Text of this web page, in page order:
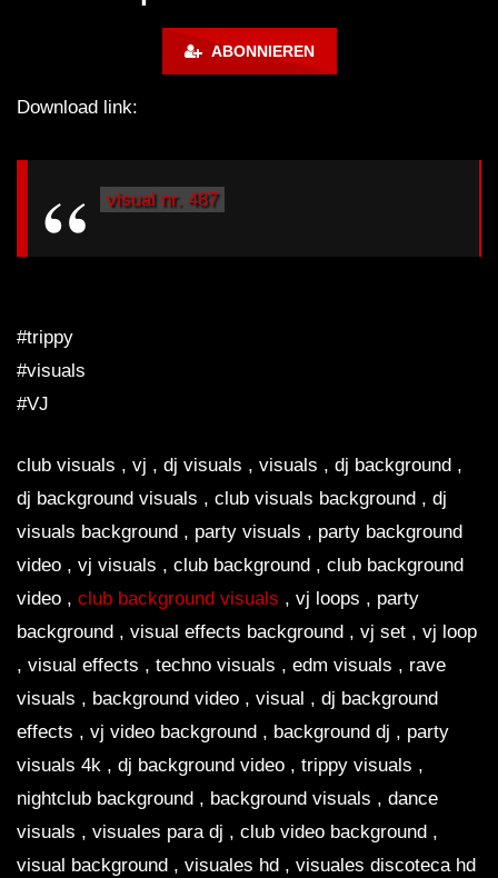
ABONNIEREN
Download link:
visual nr. 487
#trippy
#visuals
#VJ
club visuals , vj , dj visuals , visuals , dj background ,
dj background visuals , club visuals background , dj
visuals background , party visuals , party background
video , vj visuals , club background , club background
video , club background visuals , vj loops , party
background , visual effects background , vj set , vj loop
, visual effects , techno visuals , edm visuals , rave
visuals , background video , visual , dj background
effects , vj video background , background dj , party
visuals 4k , dj background video , trippy visuals ,
nightclub background , background visuals , dance
visuals , visuales para dj , club video background ,
visual background , visuales hd , visuales discoteca hd